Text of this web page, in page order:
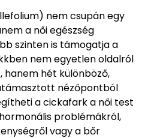
nem csupán egy
a női egészség
szinten is támogatja a
nem egyetlen oldalról
hét különböző,
nézőpontból
a cickafark a női test
problémákról,
vagy a bőr